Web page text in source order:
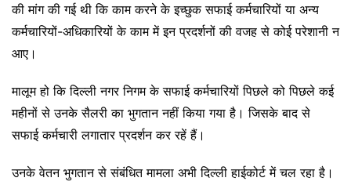
की मांग की गई थी कि काम करने के इच्छुक सफाई कर्मचारियों या अन्य
कर्मचारियों-अधिकारियों के काम में इन प्रदर्शनों की वजह से कोई परेशानी न
आए।
मालूम हो कि दिल्ली नगर निगम के सफाई कर्मचारियों पिछले को पिछले कई
महीनों से उनके सैलरी का भुगतान नहीं किया गया है। जिसके बाद से
सफाई कर्मचारी लगातार प्रदर्शन कर रहें हैं।
उनके वेतन भुगतान से संबंधित मामला अभी दिल्ली हाईकोर्ट में चल रहा है।